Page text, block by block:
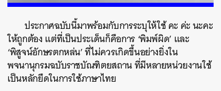
ประกาศฉบับนี้มาพร้อมกับการระบุให้ใช้ คะ ค่ะ นะคะ
ให้ถูกต้อง แต่ที่เป็นประเด็นก็คือการ ‘พิมพ์ผิด’ และ
‘พิสูจน์อักษรตกหล่น’ ที่ไม่ควรเกิดขึ้นอย่างยิ่งใน
พจนานุกรมฉบับราชบัณฑิตยสถาน ที่มีหลายหน่วยงานใช้
เป็นหลักยึดในการใช้ภาษาไทย